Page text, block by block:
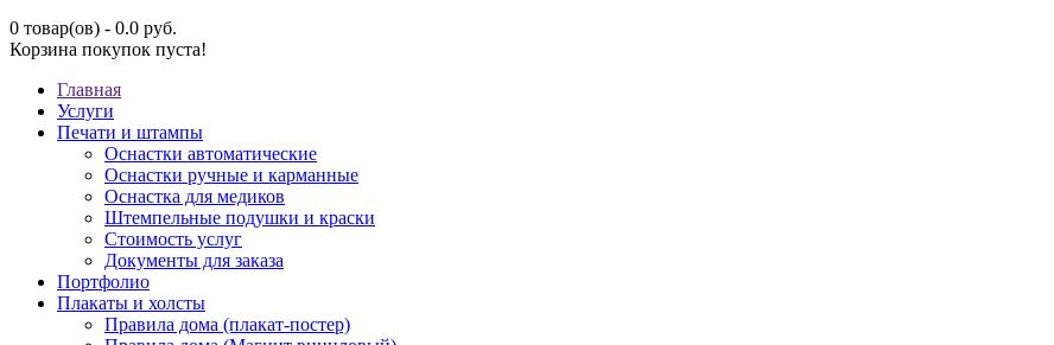
0 товар(ов) - 0.0 руб.
Корзина покупок пуста!
Главная
Услуги
Печати и штампы
Оснастки автоматические
Оснастки ручные и карманные
Оснастка для медиков
Штемпельные подушки и краски
Стоимость услуг
Документы для заказа
Портфолио
Плакаты и холсты
Правила дома (плакат-постер)